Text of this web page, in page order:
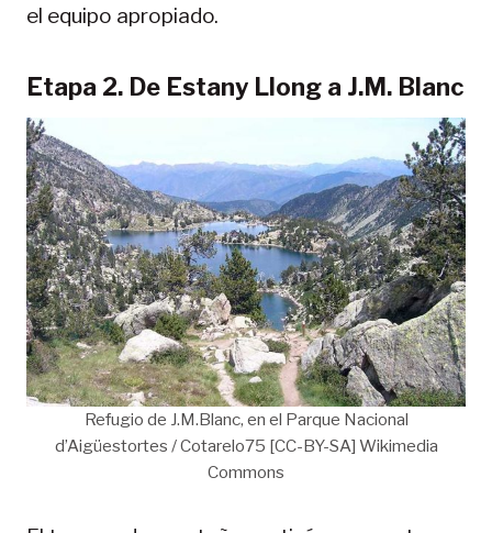
el equipo apropiado.
Etapa 2. De Estany Llong a J.M. Blanc
Refugio de J.M.Blanc, en el Parque Nacional
d’Aigüestortes / Cotarelo75 [CC-BY-SA] Wikimedia
Commons